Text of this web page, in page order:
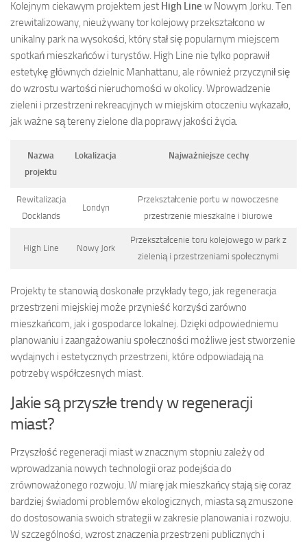
Kolejnym ciekawym projektem jest High Line w Nowym Jorku. Ten
zrewitalizowany, nieużywany tor kolejowy przekształcono w
unikalny park na wysokości, który stał się popularnym miejscem
spotkań mieszkańców i turystów. High Line nie tylko poprawił
estetykę głównych dzielnic Manhattanu, ale również przyczynił się
do wzrostu wartości nieruchomości w okolicy. Wprowadzenie
zieleni i przestrzeni rekreacyjnych w miejskim otoczeniu wykazało,
jak ważne są tereny zielone dla poprawy jakości życia.
Nazwa
projektu
Lokalizacja Najważniejsze cechy
Rewitalizacja
Docklands
Londyn
Przekształcenie portu w nowoczesne
przestrzenie mieszkalne i biurowe
High Line Nowy Jork
Przekształcenie toru kolejowego w park z
zielenią i przestrzeniami społecznymi
Projekty te stanowią doskonałe przykłady tego, jak regeneracja
przestrzeni miejskiej może przynieść korzyści zarówno
mieszkańcom, jak i gospodarce lokalnej. Dzięki odpowiedniemu
planowaniu i zaangażowaniu społeczności możliwe jest stworzenie
wydajnych i estetycznych przestrzeni, które odpowiadają na
potrzeby współczesnych miast.
Jakie są przyszłe trendy w regeneracji
miast?
Przyszłość regeneracji miast w znacznym stopniu zależy od
wprowadzania nowych technologii oraz podejścia do
zrównoważonego rozwoju. W miarę jak mieszkańcy stają się coraz
bardziej świadomi problemów ekologicznych, miasta są zmuszone
do dostosowania swoich strategii w zakresie planowania i rozwoju.
W szczególności, wzrost znaczenia przestrzeni publicznych i